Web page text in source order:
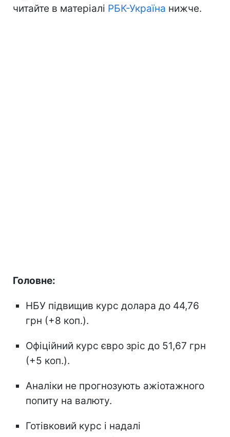
читайте в матеріалі РБК-Україна нижче.
Головне:
НБУ підвищив курс долара до 44,76
грн (+8 коп.).
Офіційний курс євро зріс до 51,67 грн
(+5 коп.).
Аналіки не прогнозують ажіотажного
попиту на валюту.
Готівковий курс і надалі